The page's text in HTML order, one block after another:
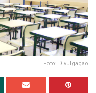
Foto: Divulgação